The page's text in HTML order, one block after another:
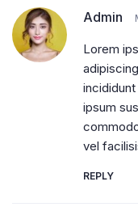
Admin
Lorem
ipsum
vel
REPLY